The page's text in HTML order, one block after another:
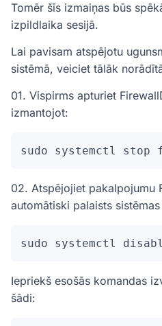
Tomēr šīs izmaiņas būs
izpildlaika sesijā.
Lai pavisam atspējotu
sistēmā, veiciet tālāk
01. Vispirms apturiet
izmantojot:
sudo systemctl stop
02. Atspējojiet pakalpojumu
automātiski palaists
sudo systemctl
Iepriekš esošās komandas
šādi: